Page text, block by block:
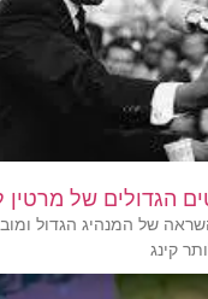
הגדולים של מרטין
של המנהיג הגדול
קינג